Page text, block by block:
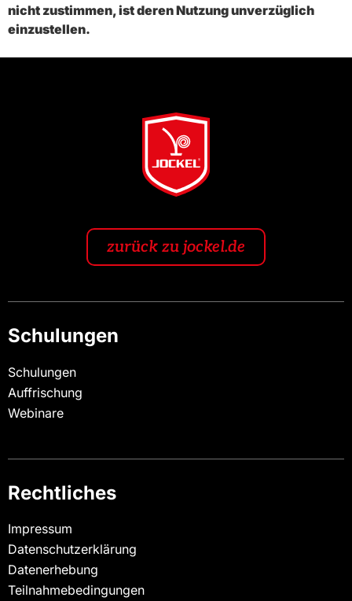
nicht zustimmen, ist deren Nutzung unverzüglich
einzustellen.
zurück zu jockel.de
Schulungen
Schulungen
Auffrischung
Webinare
Rechtliches
Impressum
Datenschutzerklärung
Datenerhebung
Teilnahmebedingungen